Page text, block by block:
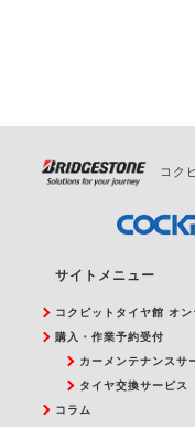
コク
サイトメニュー
コクピットタイヤ館 オ
購入・作業予約受付
カーメンテナンスサ
タイヤ交換サービス
コラム